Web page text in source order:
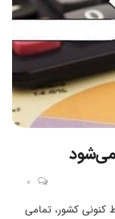
می‌شود
0
کنونی کشور، تمامی